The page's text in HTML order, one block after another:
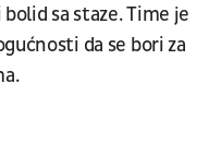
sa staze. Time je
da se bori za